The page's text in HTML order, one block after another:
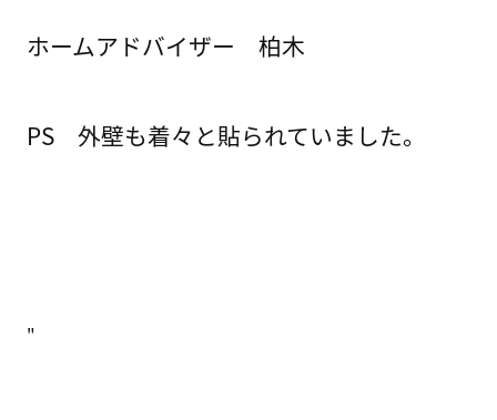
ホームアドバイザー 柏木
PS 外壁も着々と貼られていました。
"